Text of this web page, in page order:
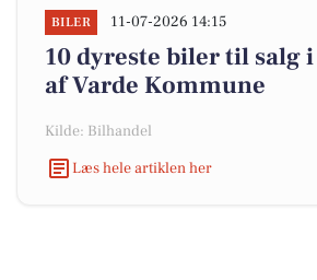
BILER 11-07-2026 14:15
10 dyreste biler til salg
af Varde Kommune
Kilde: Bilhandel
Læs hele artiklen her